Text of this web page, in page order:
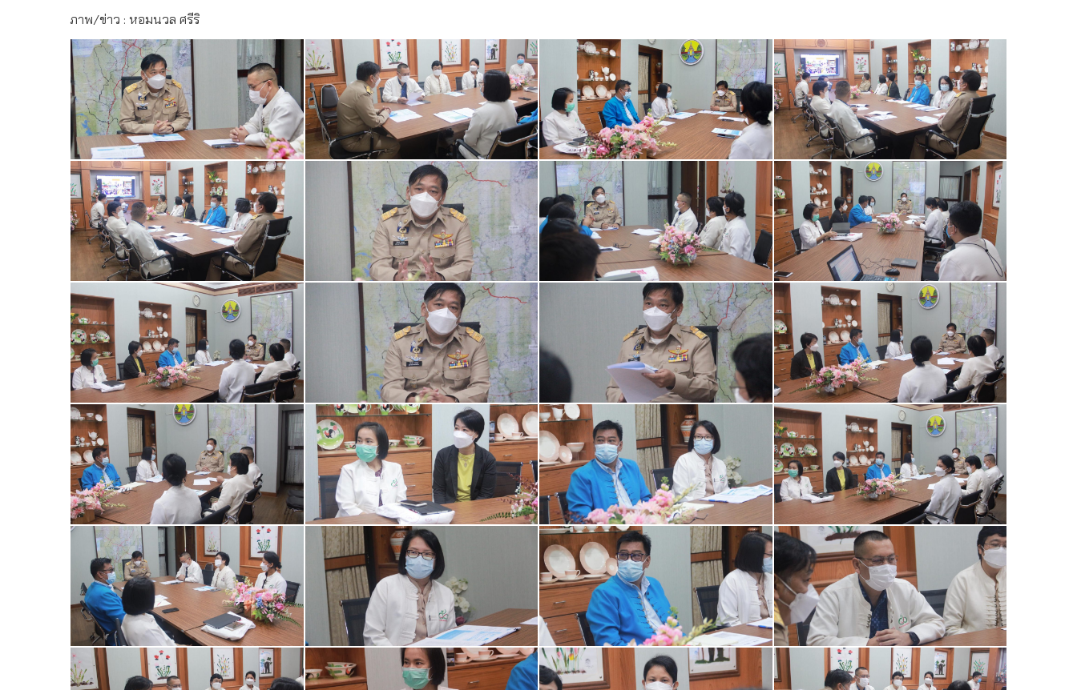
ภาพ/ข่าว : หอมนวล ศรีริ